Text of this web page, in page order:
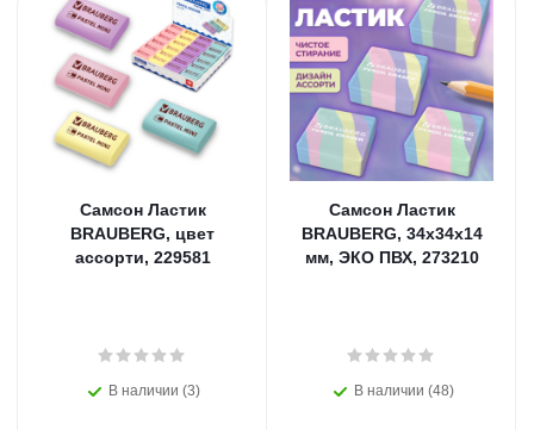
Самсон Ластик
BRAUBERG, цвет
ассорти, 229581
В наличии (3)
Самсон Ластик
BRAUBERG, 34х34х14
мм, ЭКО ПВХ, 273210
В наличии (48)